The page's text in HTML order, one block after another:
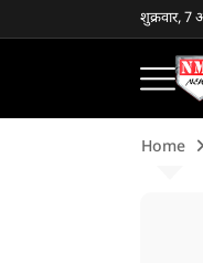
शुक्रवार, 7
Home